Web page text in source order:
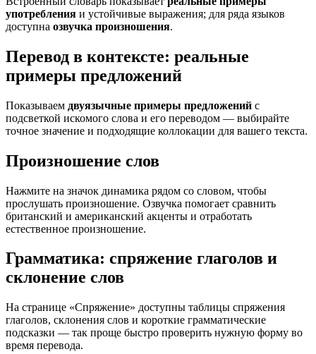
употребления и устойчивые выражения; для ряда языков
доступна озвучка произношения.
Перевод в контексте: реальные
примеры предложений
Показываем двуязычные примеры предложений с
подсветкой искомого слова и его переводом — выбирайте
точное значение и подходящие коллокации для вашего текста.
Произношение слов
Нажмите на значок динамика рядом со словом, чтобы
прослушать произношение. Озвучка помогает сравнить
британский и американский акценты и отработать
естественное произношение.
Грамматика: спряжение глаголов и
склонение слов
На странице «Спряжение» доступны таблицы спряжения
глаголов, склонения слов и короткие грамматические
подсказки — так проще быстро проверить нужную форму во
время перевода.